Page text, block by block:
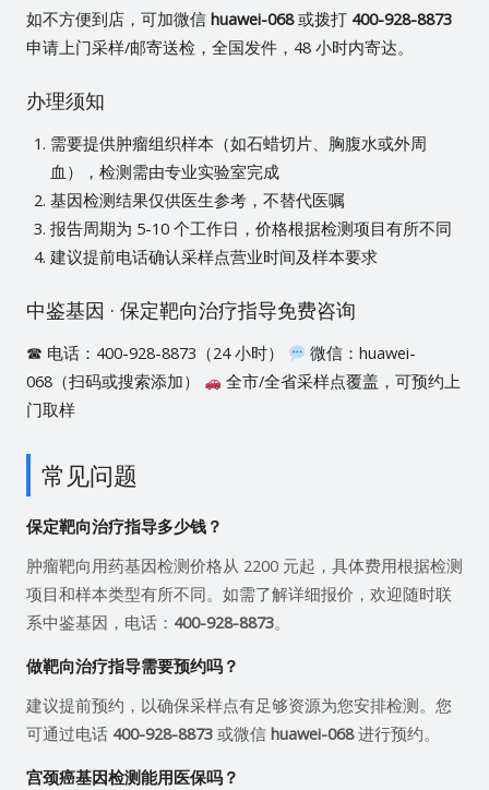
如不方便到店，可加微信 huawei-068或拨打 400-928-8873
申请上门采样/邮寄送检，全国发件，48 小时内寄达。
办理须知
需要提供肿瘤组织样本（如石蜡切片、胸腹水或外周
血），检测需由专业实验室完成
基因检测结果仅供医生参考，不替代医嘱
报告周期为 5-10 个工作日，价格根据检测项目有所不同
建议提前电话确认采样点营业时间及样本要求
中鉴基因 · 保定靶向治疗指导免费咨询
☎ 电话：400-928-8873（24 小时）
微信：huawei-
068（扫码或搜索添加）
全市/全省采样点覆盖，可预约上
门取样
常见问题
保定靶向治疗指导多少钱？
肿瘤靶向用药基因检测价格从 2200 元起，具体费用根据检测
项目和样本类型有所不同。如需了解详细报价，欢迎随时联
系中鉴基因，电话： 400-928-8873。
做靶向治疗指导需要预约吗？
建议提前预约，以确保采样点有足够资源为您安排检测。您
可通过电话 400-928-8873或微信 huawei-068进行预约。
宫颈癌基因检测能用医保吗？